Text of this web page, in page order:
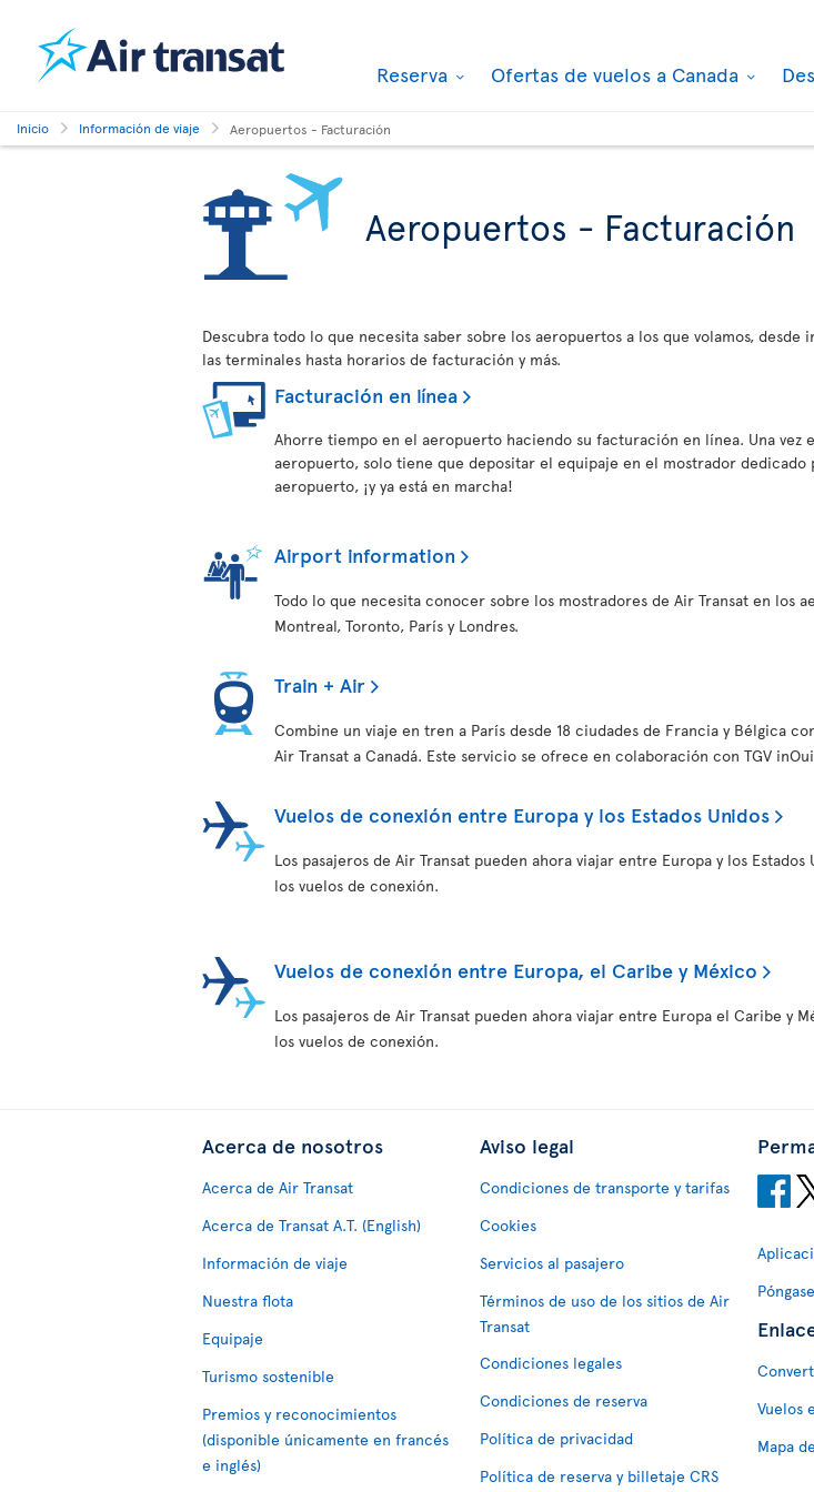
Reserva Ofertas de vuelos a Canada
Inicio Información de viaje Aeropuertos - Facturación
Aeropuertos - Facturación
Descubra todo lo que necesita saber sobre los aeropuertos a los que volamos, desde
las terminales hasta horarios de facturación y más.
Facturación en línea
Ahorre tiempo en el aeropuerto haciendo su facturación en línea. Una vez
aeropuerto, solo tiene que depositar el equipaje en el mostrador dedicado
aeropuerto, ¡y ya está en marcha!
Airport information
Todo lo que necesita conocer sobre los mostradores de Air Transat en los
Montreal, Toronto, París y Londres.
Train + Air
Combine un viaje en tren a París desde 18 ciudades de Francia y Bélgica
Air Transat a Canadá. Este servicio se ofrece en colaboración con TGV
Vuelos de conexión entre Europa y los Estados Unidos
Los pasajeros de Air Transat pueden ahora viajar entre Europa y los Estados
los vuelos de conexión.
Vuelos de conexión entre Europa, el Caribe y México
Los pasajeros de Air Transat pueden ahora viajar entre Europa el Caribe y
los vuelos de conexión.
Acerca de nosotros
Acerca de Air Transat
Acerca de Transat A.T. (English)
Información de viaje
Nuestra flota
Equipaje
Turismo sostenible
Premios y reconocimientos
(disponible únicamente en francés
e inglés)
Aviso legal
Condiciones de transporte y tarifas
Cookies
Servicios al pasajero
Términos de uso de los sitios de Air
Transat
Condiciones legales
Condiciones de reserva
Política de privacidad
Política de reserva y billetaje CRS
Vuelos
Mapa